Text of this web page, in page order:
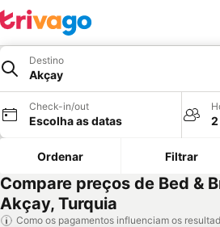
Destino
Akçay
Check-in/out
Escolha as datas
Ordenar Filtrar
Compare preços de Bed &
Akçay, Turquia
Como os pagamentos influenciam os